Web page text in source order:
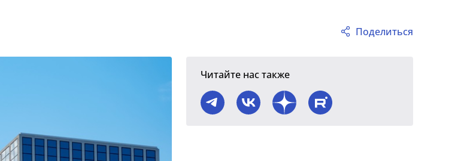
Поделиться
Читайте нас также